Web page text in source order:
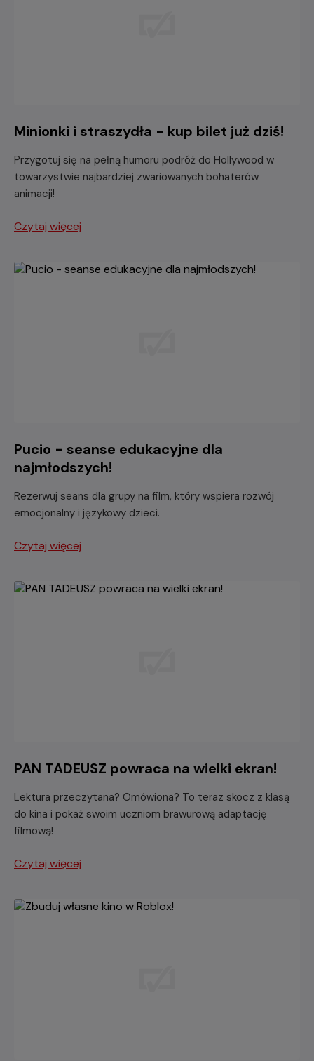
Minionki i straszydła - kup bilet już dziś!
Przygotuj się na pełną humoru podróż do Hollywood w
towarzystwie najbardziej zwariowanych bohaterów
animacji!
Czytaj więcej
Pucio - seanse edukacyjne dla
najmłodszych!
Rezerwuj seans dla grupy na film, który wspiera rozwój
emocjonalny i językowy dzieci.
Czytaj więcej
PAN TADEUSZ powraca na wielki ekran!
Lektura przeczytana? Omówiona? To teraz skocz z klasą
do kina i pokaż swoim uczniom brawurową adaptację
filmową!
Czytaj więcej